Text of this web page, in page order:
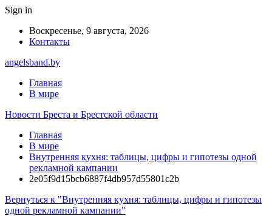
Sign in
Воскресенье, 9 августа, 2026
Контакты
angelsband.by
Главная
В мире
Новости Бреста и Брестской области
Главная
В мире
Внутренняя кухня: таблицы, цифры и гипотезы одной
рекламной кампании
2e05f9d15bcb6887f4db957d55801c2b
Вернуться к "Внутренняя кухня: таблицы, цифры и гипотезы
одной рекламной кампании"